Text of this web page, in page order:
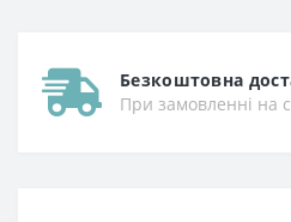
Безкоштовна
При замовленні на